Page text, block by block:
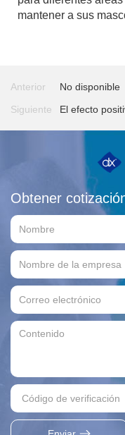
mantener a sus
Anterior
No disponible
Siguiente
El efecto
Obtener